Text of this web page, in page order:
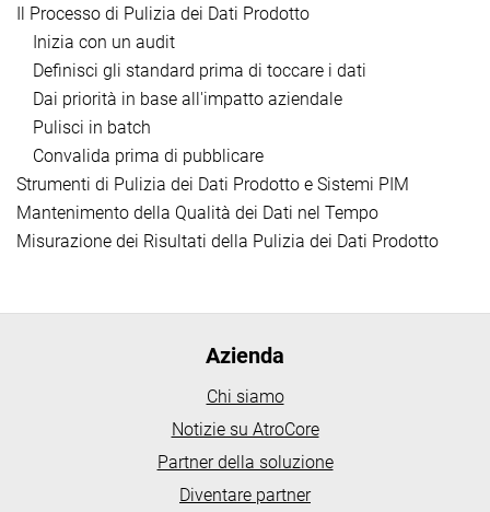
Il Processo di Pulizia dei Dati Prodotto
Inizia con un audit
Definisci gli standard prima di toccare i dati
Dai priorità in base all'impatto aziendale
Pulisci in batch
Convalida prima di pubblicare
Strumenti di Pulizia dei Dati Prodotto e Sistemi PIM
Mantenimento della Qualità dei Dati nel Tempo
Misurazione dei Risultati della Pulizia dei Dati Prodotto
Azienda
Chi siamo
Notizie su AtroCore
Partner della soluzione
Diventare partner